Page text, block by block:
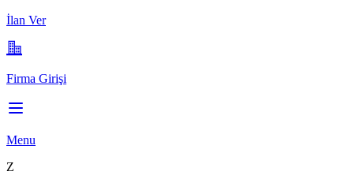
İlan Ver
Firma Girişi
Menu
Z